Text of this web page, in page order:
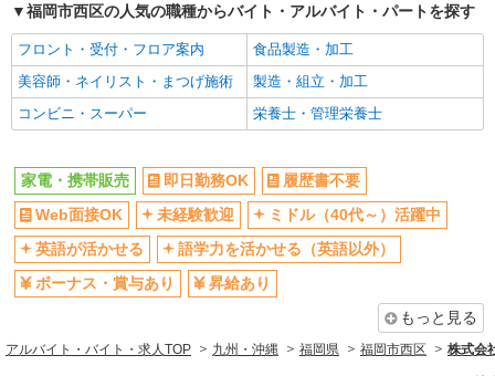
福岡市西区の人気の職種からバイト・アルバイト・パートを探す
フロント・受付・フロア案内
食品製造・加工
美容師・ネイリスト・まつげ施術
製造・組立・加工
コンビニ・スーパー
栄養士・管理栄養士
家電・携帯販売 即日勤務OK
履歴書不要
Web面接OK
未経験歓迎
ミドル（40代～）活躍中
英語が活かせる
語学力を活かせる（英語以外）
ボーナス・賞与あり
昇給あり
もっと見る
アルバイト・バイト・求人TOP 九州・沖縄 福岡県 福岡市西区 株式会